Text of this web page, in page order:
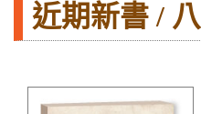
近期新書 /